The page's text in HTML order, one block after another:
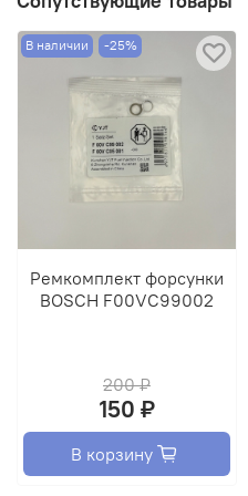
В наличии -25%
Ремкомплект форсунки
BOSCH F00VC99002
200 ₽
150 ₽
В корзину